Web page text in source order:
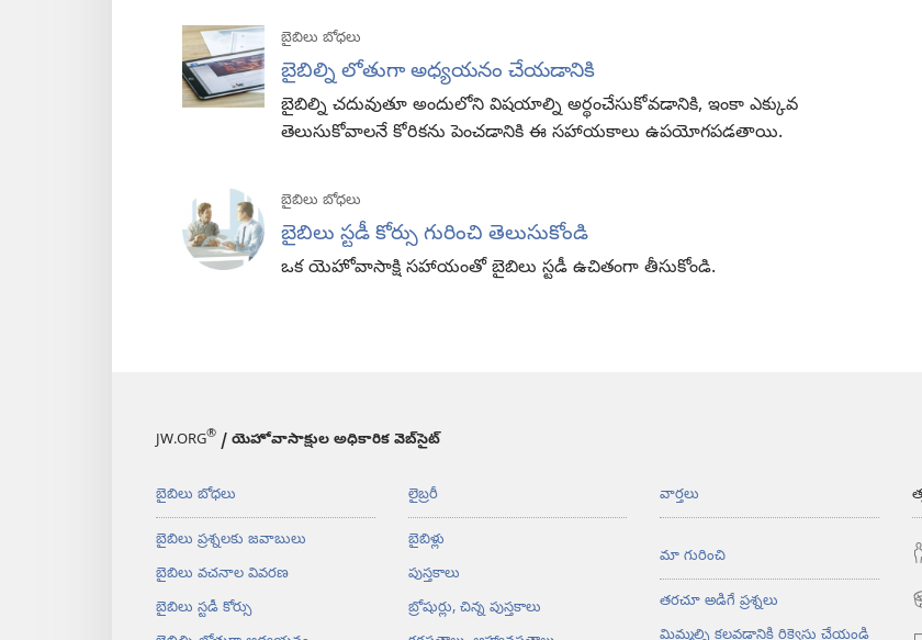
బైబిలు బోధలు
బైబిల్ని లోతుగా అధ్యయనం చేయడానికి
బైబిల్ని చదువుతూ అందులోని విషయాల్ని అర్థంచేసుకోవడానికి, ఇంకా ఎక్కువ
తెలుసుకోవాలనే కోరికను పెంచడానికి ఈ సహాయకాలు ఉపయోగపడతాయి.
బైబిలు బోధలు
బైబిలు స్టడీ కోర్సు గురించి తెలుసుకోండి
ఒక యెహోవాసాక్షి సహాయంతో బైబిలు స్టడీ ఉచితంగా తీసుకోండి.
JW.ORG® / యెహోవాసాక్షుల అధికారిక వెబ్‌సైట్‌
బైబిలు బోధలు
బైబిలు ప్రశ్నలకు జవాబులు
బైబిలు వచనాల వివరణ
బైబిలు స్టడీ కోర్సు
లైబ్రరీ
బైబిళ్లు
పుస్తకాలు
బ్రోషుర్లు, చిన్న పుస్తకాలు
వార్తలు
మా గురించి
తరచూ అడిగే ప్రశ్నలు
మిమ్మల్ని కలవడానికి రిక్వెస్టు చేయండి